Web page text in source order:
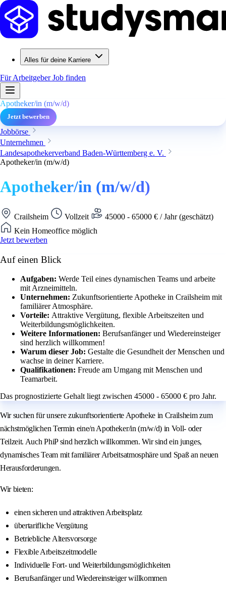
Alles für deine Karriere
Für ArbeitgeberJob finden
Apotheker/in (m/w/d)
Jetzt bewerben
Jobbörse
Unternehmen
Landesapothekerverband Baden-Württemberg e. V.
Apotheker/in (m/w/d)
Apotheker/in (m/w/d)
Crailsheim Vollzeit
45000 - 65000 € / Jahr (geschätzt)
Kein Homeoffice möglich
Jetzt bewerben
Auf einen Blick
Aufgaben: Werde Teil eines dynamischen Teams und arbeite
mit Arzneimitteln.
Unternehmen: Zukunftsorientierte Apotheke in Crailsheim mit
familiärer Atmosphäre.
Vorteile: Attraktive Vergütung, flexible Arbeitszeiten und
Weiterbildungsmöglichkeiten.
Weitere Informationen: Berufsanfänger und Wiedereinsteiger
sind herzlich willkommen!
Warum dieser Job: Gestalte die Gesundheit der Menschen und
wachse in deiner Karriere.
Qualifikationen: Freude am Umgang mit Menschen und
Teamarbeit.
Das prognostizierte Gehalt liegt zwischen 45000 - 65000 € pro Jahr.
Wir suchen für unsere zukunftsorientierte Apotheke in Crailsheim zum
nächstmöglichen Termin eine/n Apotheker/in (m/w/d) in Voll- oder
Teilzeit. Auch PhiP sind herzlich willkommen. Wir sind ein junges,
dynamisches Team mit familiärer Arbeitsatmosphäre und Spaß an neuen
Herausforderungen.
Wir bieten:
einen sicheren und attraktiven Arbeitsplatz
übertarifliche Vergütung
Betriebliche Altersvorsorge
Flexible Arbeitszeitmodelle
Individuelle Fort- und Weiterbildungsmöglichkeiten
Berufsanfänger und Wiedereinsteiger willkommen